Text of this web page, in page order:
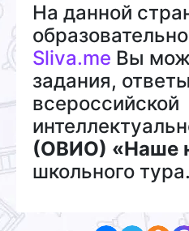
На данной
Sliva.me Вы
задания,
всероссийской
(ОВИО) «Наше
школьного тура.